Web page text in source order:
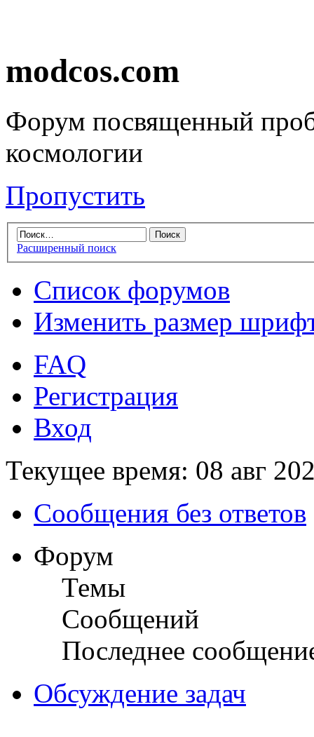
modcos.com
Форум посвященный
космологии
Пропустить
Расширенный поиск
Список форумов
Изменить размер
FAQ
Регистрация
Вход
Текущее время: 08 авг
Сообщения без ответов
Форум
Темы
Сообщений
Последнее
Обсуждение задач